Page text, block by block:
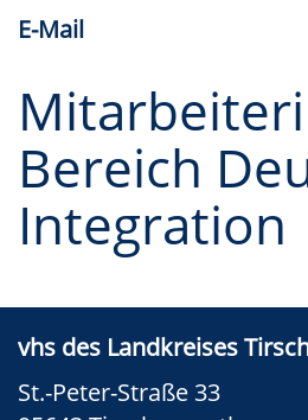
E-Mail
Bereich
Integration
vhs des Landkreises
St.-Peter-Straße 33